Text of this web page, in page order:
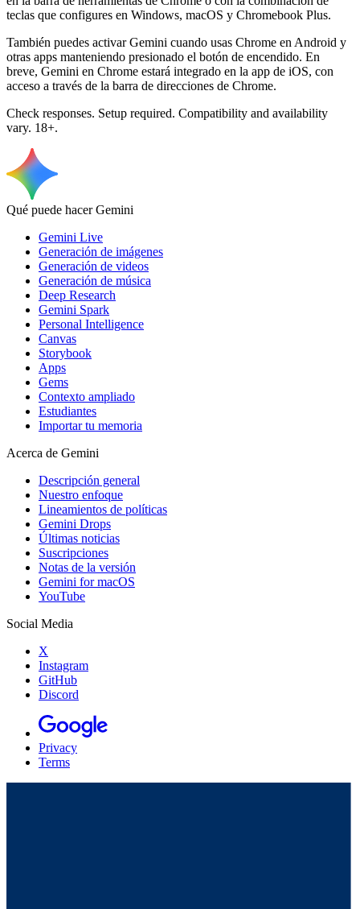
teclas que configures en Windows, macOS y Chromebook Plus.
También puedes activar Gemini cuando usas Chrome en Android y
otras apps manteniendo presionado el botón de encendido. En
breve, Gemini en Chrome estará integrado en la app de iOS, con
acceso a través de la barra de direcciones de Chrome.
Check responses. Setup required. Compatibility and availability
vary. 18+.
Qué puede hacer Gemini
Gemini Live
Generación de imágenes
Generación de videos
Generación de música
Deep Research
Gemini Spark
Personal Intelligence
Canvas
Storybook
Apps
Gems
Contexto ampliado
Estudiantes
Importar tu memoria
Acerca de Gemini
Descripción general
Nuestro enfoque
Lineamientos de políticas
Gemini Drops
Últimas noticias
Suscripciones
Notas de la versión
Gemini for macOS
YouTube
Social Media
X
Instagram
GitHub
Discord
Privacy
Terms